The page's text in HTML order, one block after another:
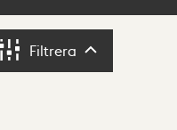
Filtrera Filtrera